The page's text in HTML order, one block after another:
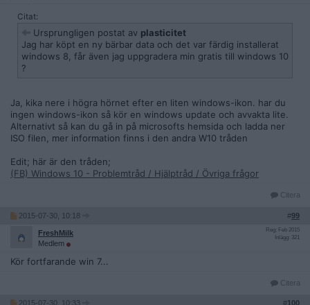
Citat:
Ursprungligen postat av plasticitet
Jag har köpt en ny bärbar data och det var färdig installerat
windows 8, får även jag uppgradera min gratis till windows 10
?
Ja, kika nere i högra hörnet efter en liten windows-ikon. har du
ingen windows-ikon så kör en windows update och avvakta lite.
Alternativt så kan du gå in på microsofts hemsida och ladda ner
ISO filen, mer information finns i den andra W10 tråden
Edit; här är den tråden;
(FB) Windows 10 - Problemtråd / Hjälptråd / Övriga frågor
Citera
2015-07-30, 10:18 #99
FreshMilk
Medlem
Reg: Feb 2015
Inlägg: 321
Kör fortfarande win 7...
Citera
2015-07-30, 10:33 #100